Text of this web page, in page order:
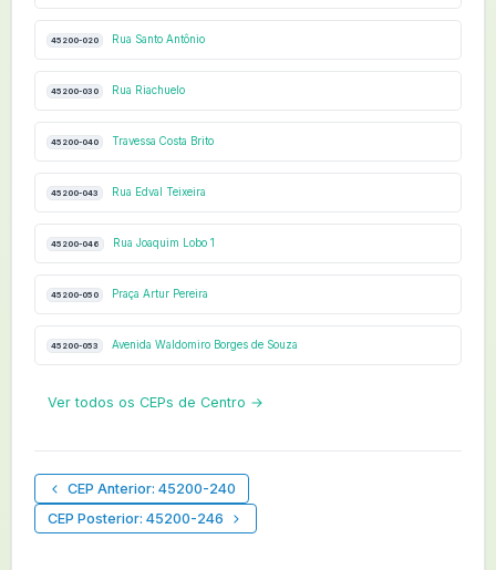
45200-020 Rua Santo Antônio
45200-030 Rua Riachuelo
45200-040 Travessa Costa Brito
45200-043 Rua Edval Teixeira
45200-046 Rua Joaquim Lobo 1
45200-050 Praça Artur Pereira
45200-053 Avenida Waldomiro Borges de Souza
Ver todos os CEPs de Centro →
CEP Anterior: 45200-240
CEP Posterior: 45200-246